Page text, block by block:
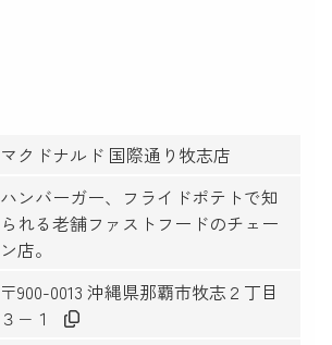
マクドナルド 国際通り牧志店
ハンバーガー、フライドポテトで知
られる老舗ファストフードのチェー
ン店。
〒900-0013 沖縄県那覇市牧志２丁目
３−１